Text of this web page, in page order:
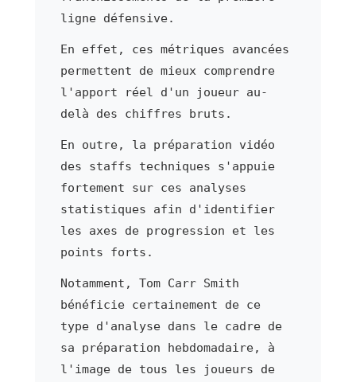
ligne défensive.
En effet, ces métriques avancées
permettent de mieux comprendre
l'apport réel d'un joueur au-
delà des chiffres bruts.
En outre, la préparation vidéo
des staffs techniques s'appuie
fortement sur ces analyses
statistiques afin d'identifier
les axes de progression et les
points forts.
Notamment, Tom Carr Smith
bénéficie certainement de ce
type d'analyse dans le cadre de
sa préparation hebdomadaire, à
l'image de tous les joueurs de